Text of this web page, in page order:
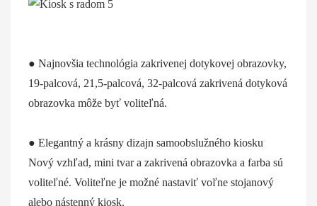
● Najnovšia technológia zakrivenej dotykovej obrazovky,
19-palcová, 21,5-palcová, 32-palcová zakrivená dotyková
obrazovka môže byť voliteľná.
● Elegantný a krásny dizajn samoobslužného kiosku
Nový vzhľad, mini tvar a zakrivená obrazovka a farba sú
voliteľné. Voliteľne je možné nastaviť voľne stojanový
alebo nástenný kiosk.